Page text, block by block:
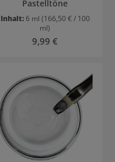
Pastelltöne
Inhalt: 6 ml (166,50 € / 100
ml)
Regulärer Preis:
9,99 €